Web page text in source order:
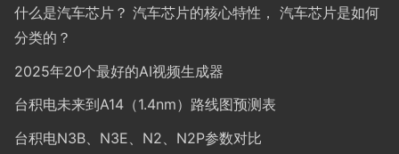
什么是汽车芯片？ 汽车芯片的核心特性， 汽车芯片是如何
分类的？
2025年20个最好的AI视频生成器
台积电未来到A14（1.4nm）路线图预测表
台积电N3B、N3E、N2、N2P参数对比